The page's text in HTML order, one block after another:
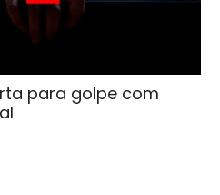
para golpe com